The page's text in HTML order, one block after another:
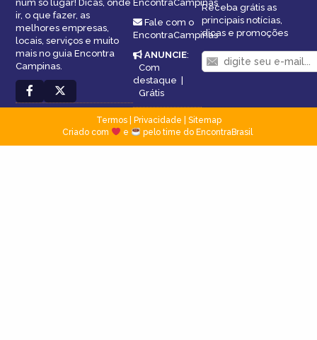
num só lugar! Dicas, onde
ir, o que fazer, as
melhores empresas,
locais, serviços e muito
mais no guia Encontra
Campinas.
EncontraCampinas
Fale com o
EncontraCampinas
ANUNCIE:
Com
destaque
Grátis
Receba grátis as
principais notícias,
dicas e promoções
Termos| Privacidade
Sitemap
Criado com
e pelo time do EncontraBrasil